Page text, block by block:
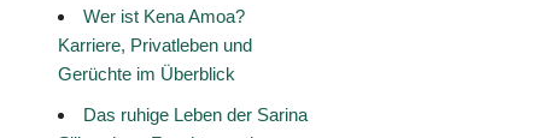
Wer ist Kena Amoa?
Karriere, Privatleben und
Gerüchte im Überblick
Das ruhige Leben der Sarina